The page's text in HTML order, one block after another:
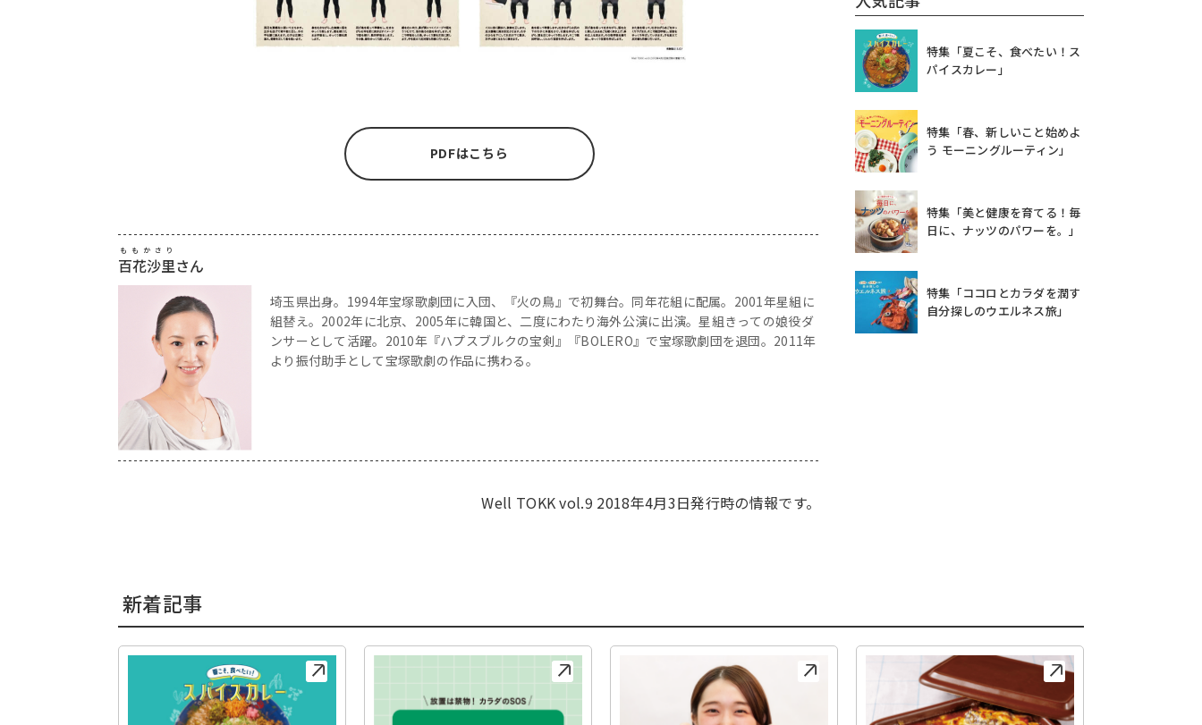
PDFはこちら
百花沙里
ももかさり
さん
埼玉県出身。1994年宝塚歌劇団に入団、『火の鳥』で初舞台。同年花組に配属。2001年星組に
組替え。2002年に北京、2005年に韓国と、二度にわたり海外公演に出演。星組きっての娘役ダ
ンサーとして活躍。2010年『ハプスブルクの宝剣』『BOLERO』で宝塚歌劇団を退団。2011年
より振付助手として宝塚歌劇の作品に携わる。
Well TOKK vol.9 2018年4月3日発行時の情報です。
特集「夏こそ、食べたい！ス
パイスカレー」
特集「春、新しいこと始めよ
う モーニングルーティン」
特集「美と健康を育てる！毎
日に、ナッツのパワーを。」
特集「ココロとカラダを潤す
自分探しのウエルネス旅」
新着記事